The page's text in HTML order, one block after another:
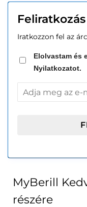
Feliratkozás
Iratkozzon fel az
Elolvastam és
Nyilatkozatot.
MyBerill
részére